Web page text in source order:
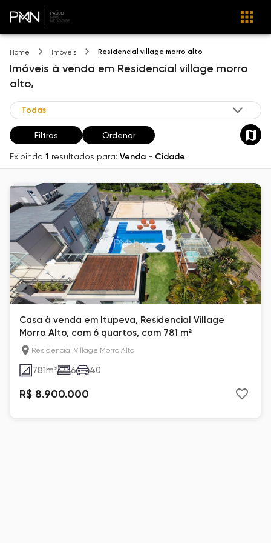
Home Imóveis Residencial village morro alto
Imóveis à venda em Residencial village morro
alto,
Filtros Ordenar
Exibindo 1 resultados para: Venda - Cidade
Casa à venda em Itupeva, Residencial Village
Morro Alto, com 6 quartos, com 781 m²
Residencial Village Morro Alto
781m² 6 40
R$ 8.900.000